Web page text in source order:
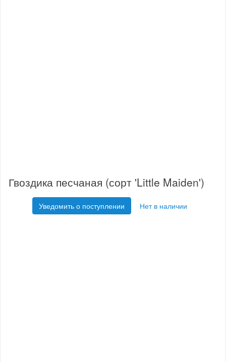
Гвоздика песчаная (сорт 'Little Maiden')
Уведомить о поступлении Нет в наличии